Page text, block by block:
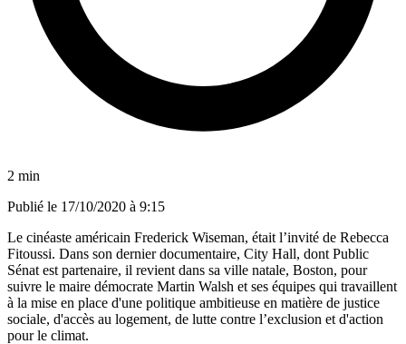
2 min
Publié le 17/10/2020 à 9:15
Le cinéaste américain Frederick Wiseman, était l’invité de Rebecca
Fitoussi. Dans son dernier documentaire, City Hall, dont Public
Sénat est partenaire, il revient dans sa ville natale, Boston, pour
suivre le maire démocrate Martin Walsh et ses équipes qui travaillent
à la mise en place d'une politique ambitieuse en matière de justice
sociale, d'accès au logement, de lutte contre l’exclusion et d'action
pour le climat.